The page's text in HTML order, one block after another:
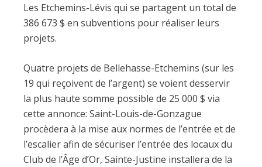
Les Etchemins-Lévis qui se partagent un total de
386 673 $ en subventions pour réaliser leurs
projets.
Quatre projets de Bellehasse-Etchemins (sur les
19 qui reçoivent de l’argent) se voient desservir
la plus haute somme possible de 25 000 $ via
cette annonce: Saint-Louis-de-Gonzague
procèdera à la mise aux normes de l’entrée et de
l’escalier afin de sécuriser l’entrée des locaux du
Club de l’Âge d’Or, Sainte-Justine installera de la